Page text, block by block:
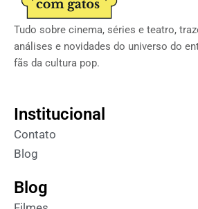
Tudo sobre cinema, séries e teatro,
análises e novidades do universo do
fãs da cultura pop.
Institucional
Contato
Blog
Blog